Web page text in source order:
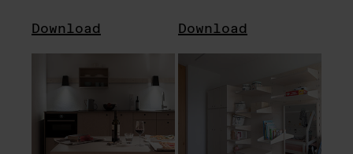
Download Download